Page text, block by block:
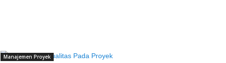
Manajemen Proyek